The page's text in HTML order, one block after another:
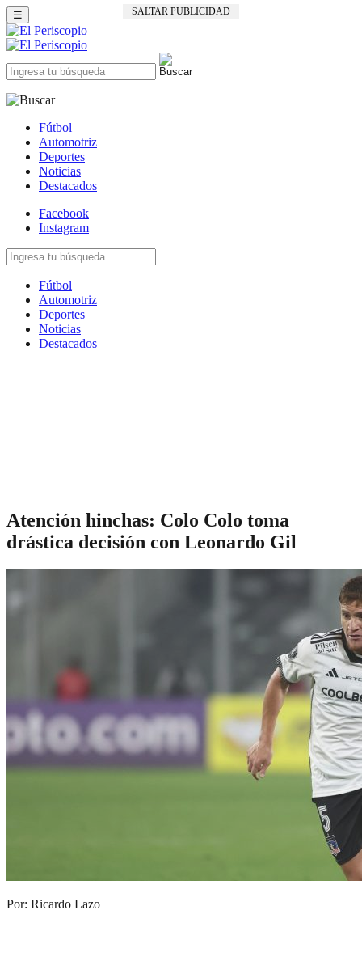
SALTAR PUBLICIDAD
☰
Fútbol
Automotriz
Deportes
Noticias
Destacados
Facebook
Instagram
Fútbol
Automotriz
Deportes
Noticias
Destacados
Atención hinchas: Colo Colo toma
drástica decisión con Leonardo Gil
Por: Ricardo Lazo